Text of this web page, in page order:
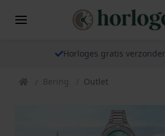
Horloges gratis
Bering Outlet